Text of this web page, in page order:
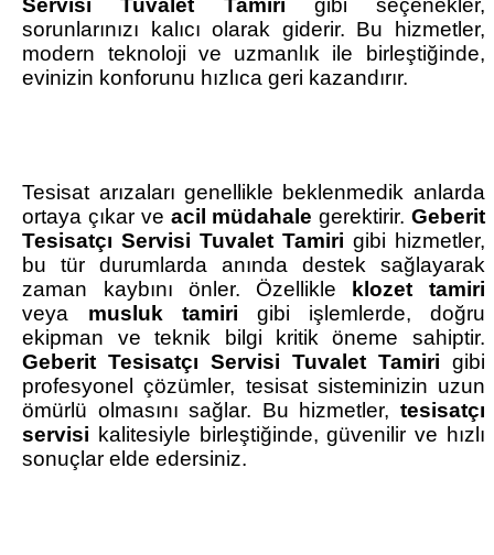
Servisi Tuvalet Tamiri gibi seçenekler,
sorunlarınızı kalıcı olarak giderir. Bu hizmetler,
modern teknoloji ve uzmanlık ile birleştiğinde,
evinizin konforunu hızlıca geri kazandırır.
Tesisat arızaları genellikle beklenmedik anlarda
ortaya çıkar ve acil müdahale gerektirir. Geberit
Tesisatçı Servisi Tuvalet Tamiri gibi hizmetler,
bu tür durumlarda anında destek sağlayarak
zaman kaybını önler. Özellikle
klozet tamiri
veya musluk tamiri gibi işlemlerde, doğru
ekipman ve teknik bilgi kritik öneme sahiptir.
Geberit Tesisatçı Servisi Tuvalet Tamiri gibi
profesyonel çözümler, tesisat sisteminizin uzun
ömürlü olmasını sağlar. Bu hizmetler, tesisatçı
servisi kalitesiyle birleştiğinde, güvenilir ve hızlı
sonuçlar elde edersiniz.